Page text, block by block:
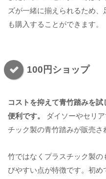
ズが一緒に揃えられるため
も購入することができます。
100円ショップ
コストを抑えて青竹踏みを
便利です。
ダイソーやセリ
チック製の青竹踏みが販売さ
竹ではなくプラスチック製
びやすい点が特徴です。初